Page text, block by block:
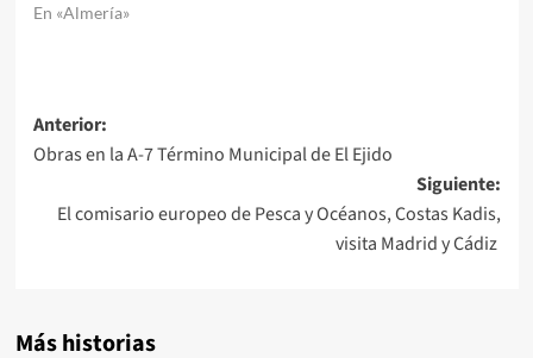
En «Almería»
Navegación
de
entradas
Anterior:
Obras en la A-7 Término Municipal de El Ejido
Siguiente:
El comisario europeo de Pesca y Océanos, Costas Kadis,
visita Madrid y Cádiz
Más historias